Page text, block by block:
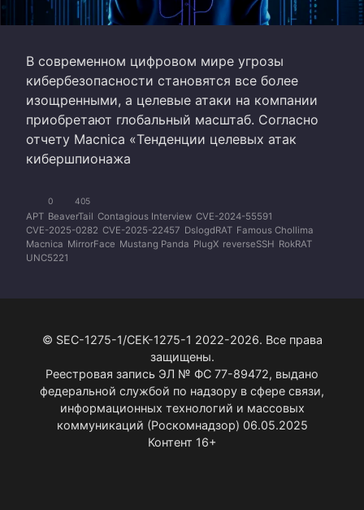
В современном цифровом мире угрозы
кибербезопасности становятся все более
изощренными, а целевые атаки на компании
приобретают глобальный масштаб. Согласно
отчету Macnica «Тенденции целевых атак
кибершпионажа
0 405
APT BeaverTail Contagious Interview CVE-2024-55591
CVE-2025-0282 CVE-2025-22457 DslogdRAT Famous Chollima
Macnica MirrorFace Mustang Panda PlugX reverseSSH RokRAT
UNC5221
© SEC-1275-1/СЕК-1275-1 2022-2026. Все права
защищены.
Реестровая запись ЭЛ № ФС 77-89472, выдано
федеральной службой по надзору в сфере связи,
информационных технологий и массовых
коммуникаций (Роскомнадзор) 06.05.2025
Контент 16+